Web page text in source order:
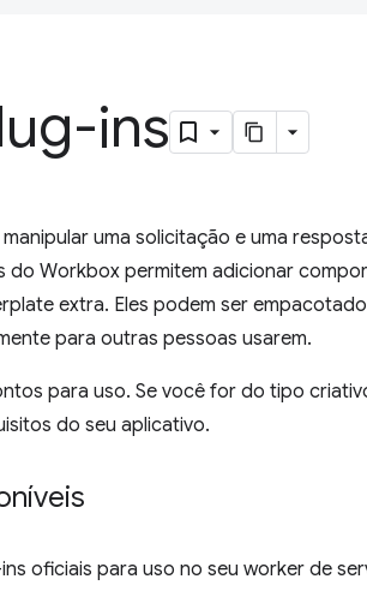
ins
uma solicitação e uma
do Workbox permitem adicionar
extra. Eles podem ser
para outras pessoas usarem.
para uso. Se você for do tipo
do seu aplicativo.
oficiais para uso no seu worker de